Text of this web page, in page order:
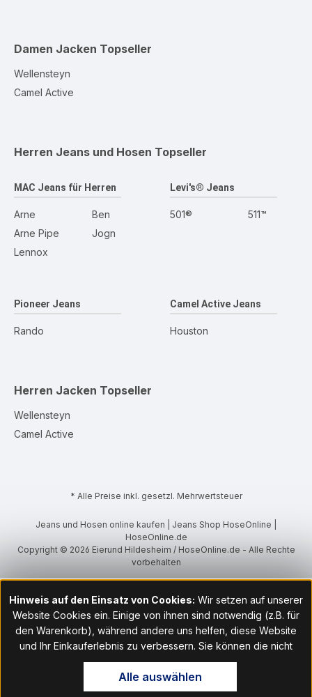
Damen Jacken Topseller
Wellensteyn
Camel Active
Herren Jeans und Hosen Topseller
MAC Jeans für Herren
Arne
Arne Pipe
Lennox
Ben
Jogn
Levi's® Jeans
501® 511™
Pioneer Jeans
Rando
Camel Active Jeans
Houston
Herren Jacken Topseller
Wellensteyn
Camel Active
* Alle Preise inkl. gesetzl. Mehrwertsteuer
Jeans und Hosen online kaufen | Jeans Shop HoseOnline |
HoseOnline.de
Copyright © 2026 Eierund Hildesheim / HoseOnline.de - Alle Rechte
vorbehalten
Hinweis auf den Einsatz von Cookies: Wir setzen auf unserer
Website Cookies ein. Einige von ihnen sind notwendig (z.B. für
den Warenkorb), während andere uns helfen, diese Website
und Ihr Einkauferlebnis zu verbessern. Sie können die nicht
notwendigen Cookies mit Klick auf „OK“ akzeptieren oder per
Klick auf "Nur technisch notwendige akzeptieren" ablehnen. Den
Zugang zu den Cookie-Einstellungen finden Sie im Fußbereich
Alle auswählen